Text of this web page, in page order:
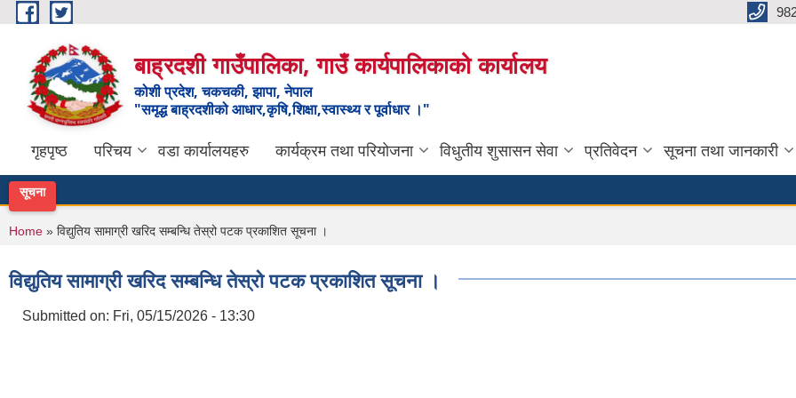
Skip to main content
बाह्रदशी गाउँपालिका, गाउँ कार्यपालिकाको कार्यालय
कोशी प्रदेश, चकचकी, झापा, नेपाल
"समृद्ध बाह्रदशीको आधार,कृषि,शिक्षा,स्वास्थ्य र पूर्वाधार ।"
गृहपृष्ठ परिचय वडा कार्यालयहरु कार्यक्रम तथा परियोजना विधुतीय शुसासन सेवा प्रतिवेदन सूचना तथा जानकारी
सूचना
You are here
Home » विद्युतिय सामाग्री खरिद सम्बन्धि तेस्रो पटक प्रकाशित सूचना ।
विद्युतिय सामाग्री खरिद सम्बन्धि तेस्रो पटक प्रकाशित सूचना ।
Submitted on: Fri, 05/15/2026 - 13:30